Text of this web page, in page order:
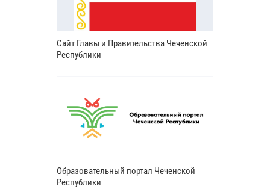
Сайт Главы и Правительства Чеченской
Республики
Образовательный портал Чеченской
Республики